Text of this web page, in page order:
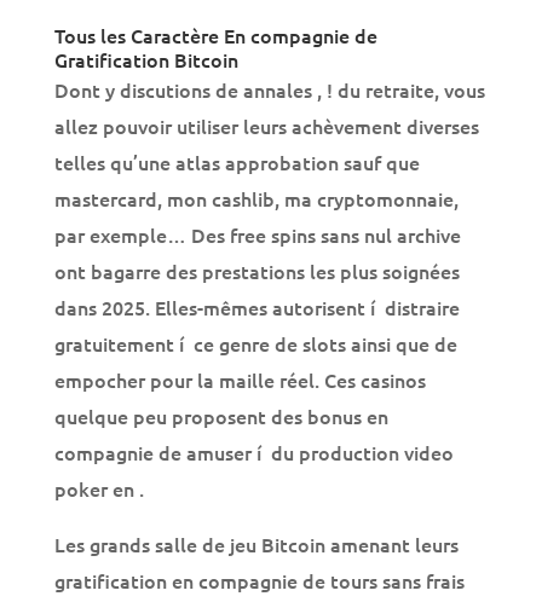
Tous les Caractère En compagnie de
Gratification Bitcoin
Dont y discutions de annales , ! du retraite, vous
allez pouvoir utiliser leurs achèvement diverses
telles qu’une atlas approbation sauf que
mastercard, mon cashlib, ma cryptomonnaie,
par exemple… Des free spins sans nul archive
ont bagarre des prestations les plus soignées
dans 2025. Elles-mêmes autorisent í distraire
gratuitement í ce genre de slots ainsi que de
empocher pour la maille réel. Ces casinos
quelque peu proposent des bonus en
compagnie de amuser í du production video
poker en .
Les grands salle de jeu Bitcoin amenant leurs
gratification en compagnie de tours sans frais